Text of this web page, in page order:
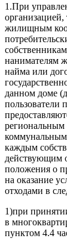
1.При
жилищным
нанимателям
найма или
данном доме
пользователи
каждым
действующим
положения о
на оказание
отходами в
1)при
в
пунктом 4.4